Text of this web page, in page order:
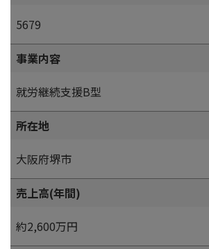
5679
事業内容
就労継続支援B型
所在地
大阪府堺市
売上高(年間)
約2,600万円